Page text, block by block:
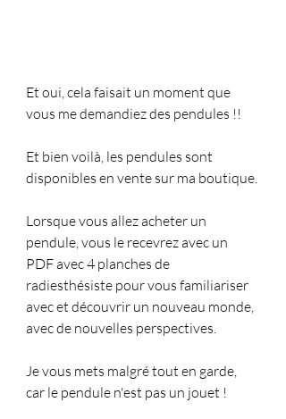
Et oui, cela faisait un moment que
vous me demandiez des pendules !!
Et bien voilà, les pendules sont
disponibles en vente sur ma boutique.
Lorsque vous allez acheter un
pendule, vous le recevrez avec un
PDF avec 4 planches de
radiesthésiste pour vous familiariser
avec et découvrir un nouveau monde,
avec de nouvelles perspectives.
Je vous mets malgré tout en garde,
car le pendule n'est pas un jouet !